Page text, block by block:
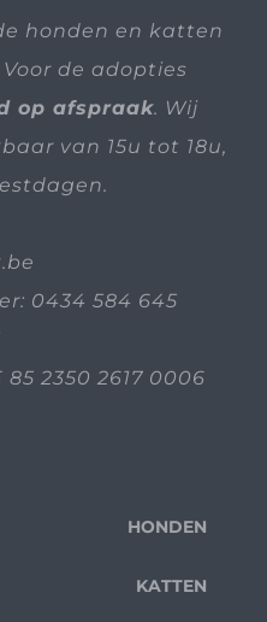
honden en katten
de adopties
op afspraak. Wij
van 15u tot 18u,
0434 584 645
2350 2617 0006
HONDEN
KATTEN